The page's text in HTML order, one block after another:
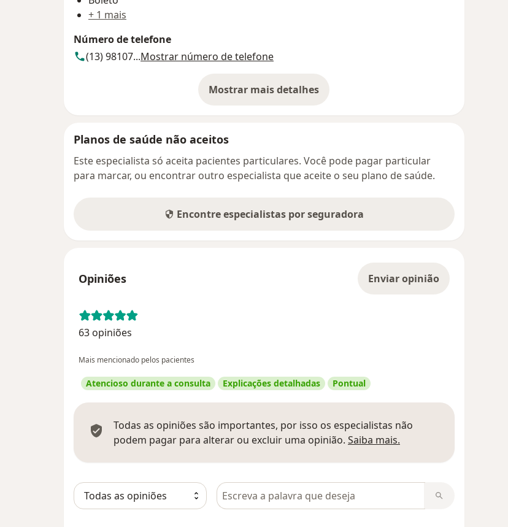
+ 1 mais
Número de telefone
(13) 98107...Mostrar número de telefone
Mostrar mais detalhes
sobre o endereço
Planos de saúde não aceitos
Este especialista só aceita pacientes particulares. Você pode pagar particular
para marcar, ou encontrar outro especialista que aceite o seu plano de saúde.
Encontre especialistas por seguradora
Opiniões Enviar opinião
63 opiniões
Mais mencionado pelos pacientes
Atencioso durante a consulta Explicações detalhadas Pontual
Todas as opiniões são importantes, por isso os especialistas não
podem pagar para alterar ou excluir uma opinião. Saiba mais.
Pesquisar em opiniões